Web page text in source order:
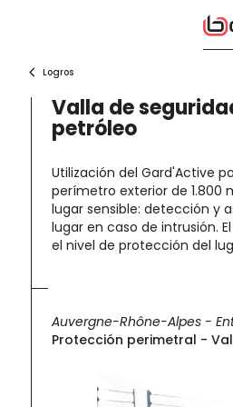
Logros
Valla de
petróleo
Utilización del Gard'Active
perímetro exterior de 1.800
lugar sensible: detección y
lugar en caso de intrusión.
el nivel de protección del
Auvergne-Rhône-Alpes -
Protección perimetral -